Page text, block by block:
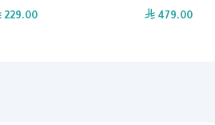
479.00
229.00